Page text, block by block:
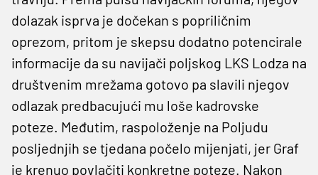
dolazak isprva je dočekan s popriličnim
oprezom, pritom je skepsu dodatno potencirale
informacije da su navijači poljskog LKS Lodza na
društvenim mrežama gotovo pa slavili njegov
odlazak predbacujući mu loše kadrovske
poteze. Međutim, raspoloženje na Poljudu
posljednjih se tjedana počelo mijenjati, jer Graf
je krenuo povlačiti konkretne poteze. Nakon